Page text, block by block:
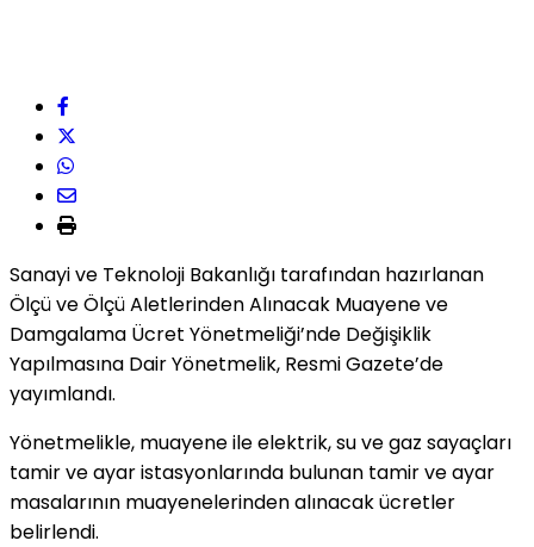
Sanayi ve Teknoloji Bakanlığı tarafından hazırlanan
Ölçü ve Ölçü Aletlerinden Alınacak Muayene ve
Damgalama Ücret Yönetmeliği’nde Değişiklik
Yapılmasına Dair Yönetmelik, Resmi Gazete’de
yayımlandı.
Yönetmelikle, muayene ile elektrik, su ve gaz sayaçları
tamir ve ayar istasyonlarında bulunan tamir ve ayar
masalarının muayenelerinden alınacak ücretler
belirlendi.